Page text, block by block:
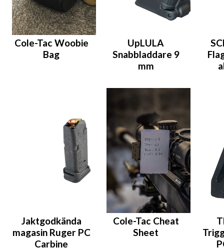
Cole-Tac Woobie
Bag
UpLULA
Snabbladdare 9
mm
Jaktgodkända
magasin Ruger PC
Carbine
Cole-Tac Cheat
Sheet